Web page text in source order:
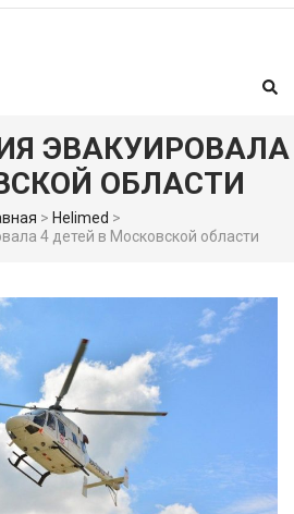
ЭВАКУИРОВАЛА
ОБЛАСТИ
> Helimed >
4 детей в Московской области